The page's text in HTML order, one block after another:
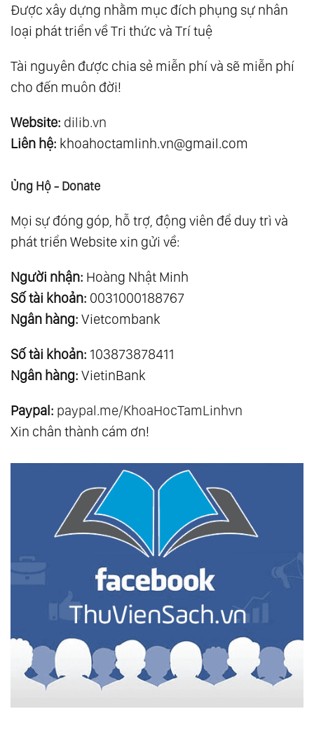
Được xây dựng nhằm mục đích phụng sự nhân
loại phát triển về Tri thức và Trí tuệ
Tài nguyên được chia sẻ miễn phí và sẽ miễn phí
cho đến muôn đời!
Website: dilib.vn
Liên hệ: khoahoctamlinh.vn@gmail.com
Ủng Hộ - Donate
Mọi sự đóng góp, hỗ trợ, động viên để duy trì và
phát triển Website xin gửi về:
Người nhận: Hoàng Nhật Minh
Số tài khoản: 0031000188767
Ngân hàng: Vietcombank
Số tài khoản: 103873878411
Ngân hàng: VietinBank
Paypal: paypal.me/KhoaHocTamLinhvn
Xin chân thành cám ơn!